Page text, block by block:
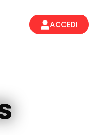
ACCEDI